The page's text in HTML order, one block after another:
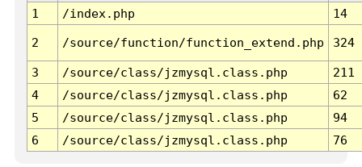
1
/index.php 14
2 /source/function/function_extend.php 324
3 /source/class/jzmysql.class.php
211
4
/source/class/jzmysql.class.php
62
5
/source/class/jzmysql.class.php
94
6
/source/class/jzmysql.class.php 76